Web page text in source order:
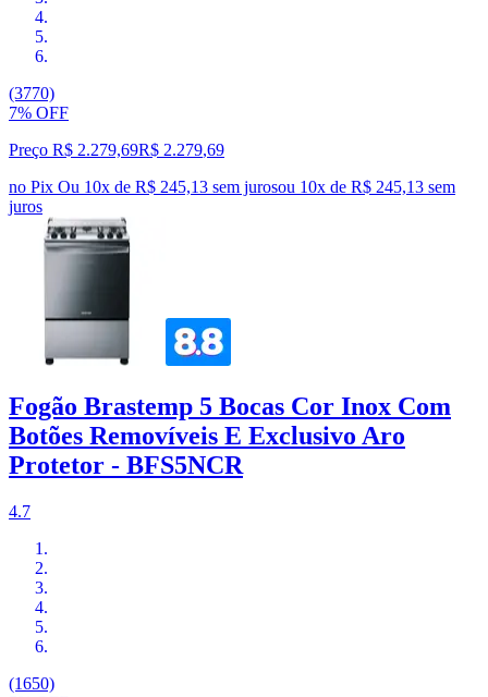
(3770)
7% OFF
Preço R$ 2.279,69R$ 2.279,69
no Pix Ou 10x de R$ 245,13 sem jurosou 10x de R$ 245,13 sem
juros
Fogão Brastemp 5 Bocas Cor Inox Com
Botões Removíveis E Exclusivo Aro
Protetor - BFS5NCR
4.7
(1650)